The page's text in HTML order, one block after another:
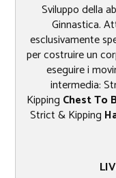
Sviluppo della
Ginnastica.
esclusivamente
per costruire un
eseguire i
intermedia:
Kipping Chest To
Strict & Kipping